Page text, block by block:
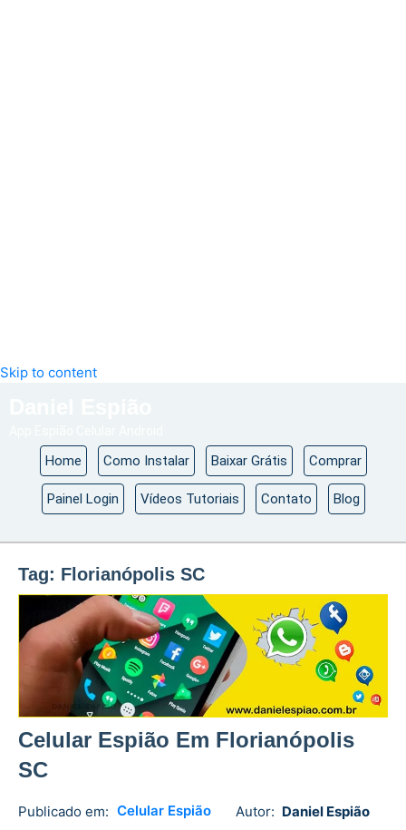
Skip to content
Home Como Instalar Baixar Grátis Comprar
Painel Login Vídeos Tutoriais Contato Blog
Tag: Florianópolis SC
Celular Espião Em Florianópolis
SC
Publicado em: Celular Espião Autor: Daniel Espião
Daniel
No